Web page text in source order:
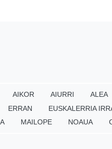
AIKOR AIURRI ALEA
ERRAN EUSKALERRIA
MAILOPE NOAUA